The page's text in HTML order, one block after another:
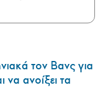
τον Βανς για
ανοίξει τα